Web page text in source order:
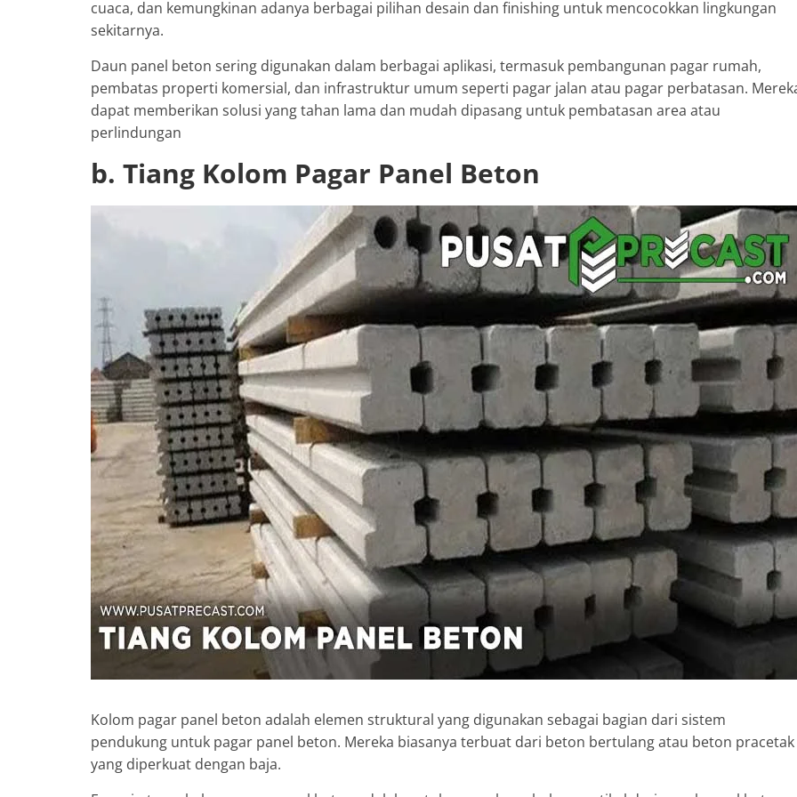
cuaca, dan kemungkinan adanya berbagai pilihan desain dan finishing untuk mencocokkan lingkungan
sekitarnya.
Daun panel beton sering digunakan dalam berbagai aplikasi, termasuk pembangunan pagar rumah,
pembatas properti komersial, dan infrastruktur umum seperti pagar jalan atau pagar perbatasan.
dapat memberikan solusi yang tahan lama dan mudah dipasang untuk pembatasan area atau
perlindungan
b. Tiang Kolom Pagar Panel Beton
Kolom pagar panel beton adalah elemen struktural yang digunakan sebagai bagian dari sistem
pendukung untuk pagar panel beton. Mereka biasanya terbuat dari beton bertulang atau beton pracetak
yang diperkuat dengan baja.